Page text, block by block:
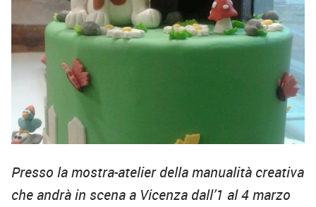
Presso la mostra-atelier della manualità creativa
che andrà in scena a Vicenza dall’1 al 4 marzo